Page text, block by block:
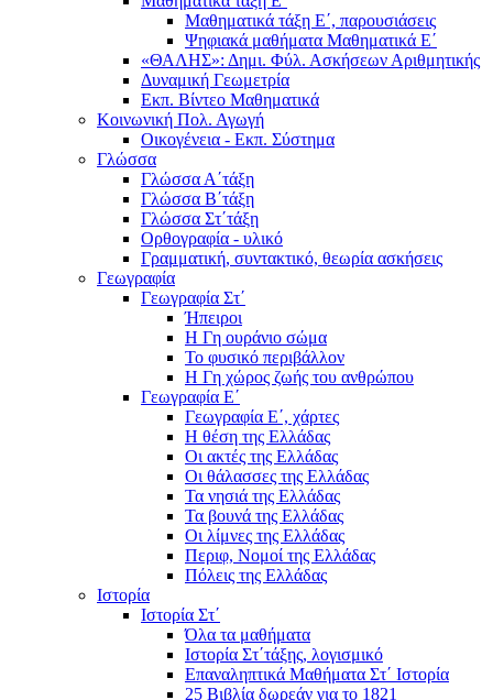
Μαθηματικά τάξη Ε΄, παρουσιάσεις
Ψηφιακά μαθήματα Μαθηματικά Ε΄
«ΘΑΛΗΣ»: Δημι. Φύλ. Ασκήσεων Αριθμητικής
Δυναμική Γεωμετρία
Εκπ. Βίντεο Μαθηματικά
Κοινωνική Πολ. Αγωγή
Οικογένεια - Εκπ. Σύστημα
Γλώσσα
Γλώσσα Α΄τάξη
Γλώσσα Β΄τάξη
Γλώσσα Στ΄τάξη
Ορθογραφία - υλικό
Γραμματική, συντακτικό, θεωρία ασκήσεις
Γεωγραφία
Γεωγραφία Στ΄
Ήπειροι
Η Γη ουράνιο σώμα
Το φυσικό περιβάλλον
Η Γη χώρος ζωής του ανθρώπου
Γεωγραφία Ε΄
Γεωγραφία Ε΄, χάρτες
Η θέση της Ελλάδας
Οι ακτές της Ελλάδας
Οι θάλασσες της Ελλάδας
Τα νησιά της Ελλάδας
Τα βουνά της Ελλάδας
Οι λίμνες της Ελλάδας
Περιφ, Νομοί της Ελλάδας
Πόλεις της Ελλάδας
Ιστορία
Ιστορία Στ΄
Όλα τα μαθήματα
Ιστορία Στ΄τάξης, λογισμικό
Επαναληπτικά Μαθήματα Στ΄ Ιστορία
25 Βιβλία δωρεάν για το 1821